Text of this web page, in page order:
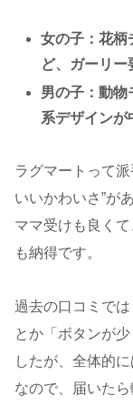
女の子：花柄
ど、ガーリー
男の子：動物
系デザインが
ラグマートって
いいかわいさ”が
ママ受けも良く
も納得です。
過去の口コミでは
とか「ボタンが
したが、全体的
なので、届いた